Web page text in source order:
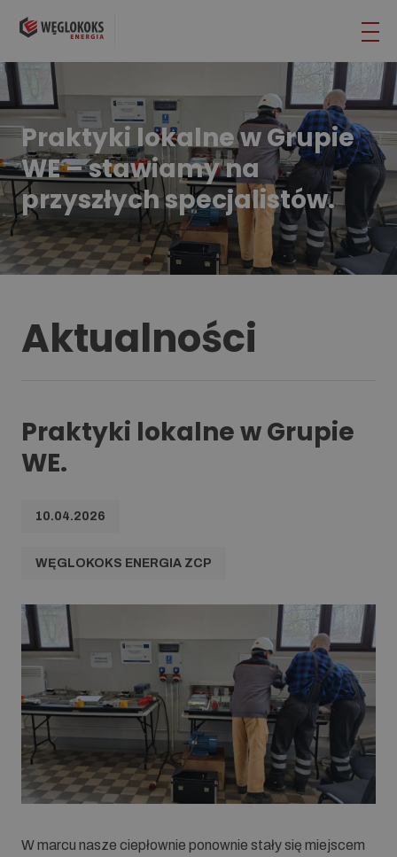
Praktyki lokalne w Grupie
WE – stawiamy na
przyszłych specjalistów.
Aktualności
Praktyki lokalne w Grupie
WE.
10.04.2026
WĘGLOKOKS ENERGIA ZCP
W marcu nasze ciepłownie ponownie stały się miejscem